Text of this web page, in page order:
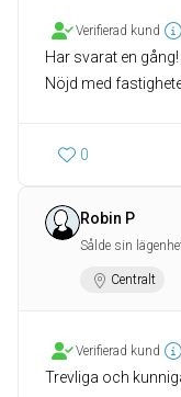
Verifierad kund
Har svarat en gång!
Nöjd med
0
Robin P
Sålde sin
Centralt
Verifierad kund
Trevliga och